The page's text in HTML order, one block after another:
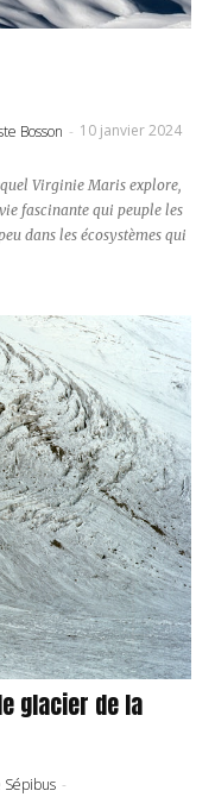
Bosson - 10 janvier 2024
Virginie Maris explore,
fascinante qui peuple les
dans les écosystèmes qui
glacier de la
-